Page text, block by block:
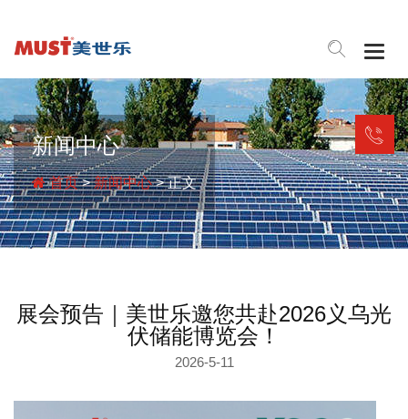
新闻中心
首页>新闻中心> 正文
展会预告｜美世乐邀您共赴2026义乌光
伏储能博览会！
2026-5-11